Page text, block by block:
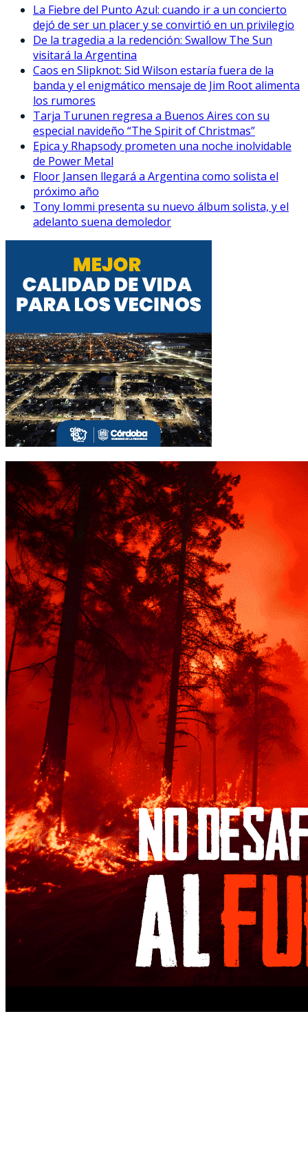
La Fiebre del Punto Azul: cuando ir a un concierto
dejó de ser un placer y se convirtió en un privilegio
De la tragedia a la redención: Swallow The Sun
visitará la Argentina
Caos en Slipknot: Sid Wilson estaría fuera de la
banda y el enigmático mensaje de Jim Root alimenta
los rumores
Tarja Turunen regresa a Buenos Aires con su
especial navideño “The Spirit of Christmas”
Epica y Rhapsody prometen una noche inolvidable
de Power Metal
Floor Jansen llegará a Argentina como solista el
próximo año
Tony Iommi presenta su nuevo álbum solista, y el
adelanto suena demoledor